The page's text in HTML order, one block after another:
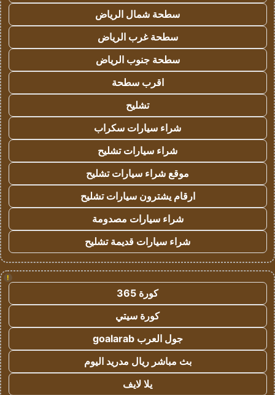
سطحة شمال الرياض
سطحة غرب الرياض
سطحة جنوب الرياض
اقرب سطحة
تشليح
شراء سيارات سكراب
شراء سيارات تشليح
موقع شراء سيارات تشليح
ارقام يشترون سيارات تشليح
شراء سيارات مصدومة
شراء سيارات قديمة تشليح
!
كورة 365
كورة سيتي
جول العرب goalarab
بث مباشر ريال مدريد اليوم
يلا لايف